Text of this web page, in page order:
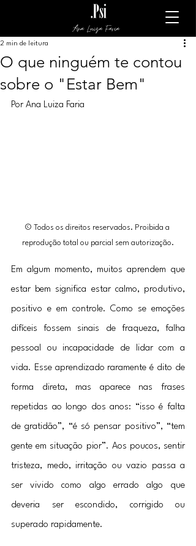
Ana Luiza Faria
O que ninguém te contou
sobre o "Estar Bem"
2 min de leitura
Por Ana Luiza Faria
© Todos os direitos reservados. Proibida a
reprodução total ou parcial sem autorização.
Em algum momento, muitos aprendem que
estar bem significa estar calmo, produtivo,
positivo e em controle. Como se emoções
difíceis fossem sinais de fraqueza, falha
pessoal ou incapacidade de lidar com a
vida. Esse aprendizado raramente é dito de
forma direta, mas aparece nas frases
repetidas ao longo dos anos: “isso é falta
de gratidão”, “é só pensar positivo”, “tem
gente em situação pior”. Aos poucos, sentir
tristeza, medo, irritação ou vazio passa a
ser vivido como algo errado algo que
deveria ser escondido, corrigido ou
superado rapidamente.